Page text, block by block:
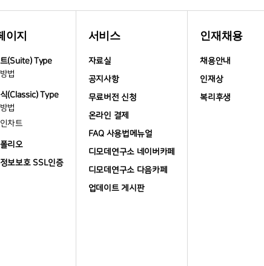
이지
(Suite) Type
법
(Classic) Type
법
차트
리오
보보호 SSL인증
서비스
자료실
공지사항
무료버전 신청
온라인 결제
FAQ 사용법메뉴얼
디모데연구소 네이버카페
디모데연구소 다음카페
업데이트 게시판
인재채용
채용안내
인재상
복리후생